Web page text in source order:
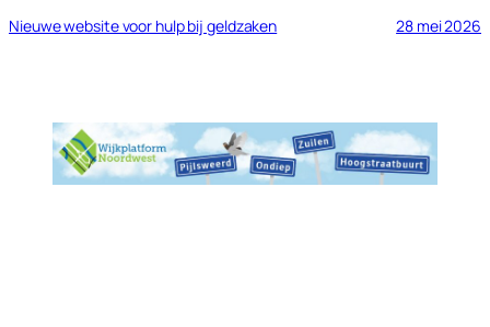
Nieuwe website voor hulp bij geldzaken 28 mei 2026